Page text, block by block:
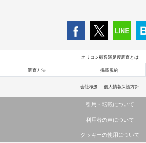
オリコン顧客満足度調査とは
調査方法 掲載規約
会社概要 個人情報保護方針
引用・転載について
当サイトで公開されている情報（文字、写真、イラスト、画像
これらの情報を権利者の許可なく無断転載・複製などの二次利
利用者の声について
当サイトに掲載している内容はすべてサービスの利用者が提出
クッキーの使用について